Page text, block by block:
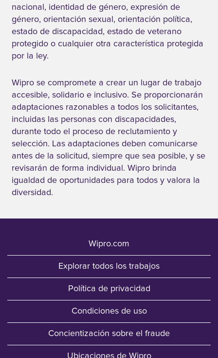
nacional, identidad de género, expresión de
género, orientación sexual, orientación política,
estado de discapacidad, estado de veterano
protegido o cualquier otra característica protegida
por la ley.
Wipro se compromete a crear un lugar de trabajo
accesible, solidario e inclusivo. Se proporcionarán
adaptaciones razonables a todos los solicitantes,
incluidas las personas con discapacidades,
durante todo el proceso de reclutamiento y
selección. Las adaptaciones deben comunicarse
antes de la solicitud, siempre que sea posible, y se
revisarán de forma individual. Wipro brinda
igualdad de oportunidades para todos y valora la
diversidad.
Wipro.com
Explorar todos los trabajos
Política de privacidad
Condiciones de uso
Concientización sobre el fraude
Ubicaciones de Wipro